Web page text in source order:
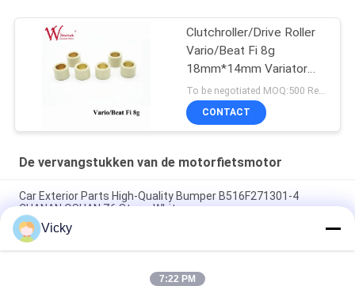
Clutchroller/Drive Roller
Vario/Beat Fi 8g
18mm*14mm Variator
Rubber & Alloy
CONTACT
De vervangstukken van de motorfietsmotor
Car Exterior Parts High-Quality Bumper B516F271301-4
CHANAN OSHAN​ Z6 Starry White
Startmotor Honda EX5 Motorfiets motor onderdelen
goedkoop groothandel met hoge prestaties
Vicky
7:22 PM